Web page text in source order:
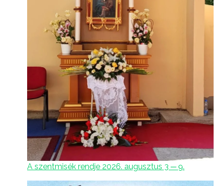
A szentmisék rendje 2026. augusztus 3 ─ 9.